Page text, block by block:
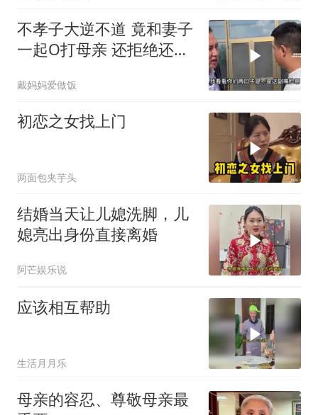
不孝子大逆不道 竟和妻子
一起O打母亲 还拒绝还母
戴妈妈爱做饭
初恋之女找上门
两面包夹芋头
结婚当天让儿媳洗脚，儿
媳亮出身份直接离婚
阿芒娱乐说
应该相互帮助
生活月月乐
母亲的容忍、尊敬母亲最